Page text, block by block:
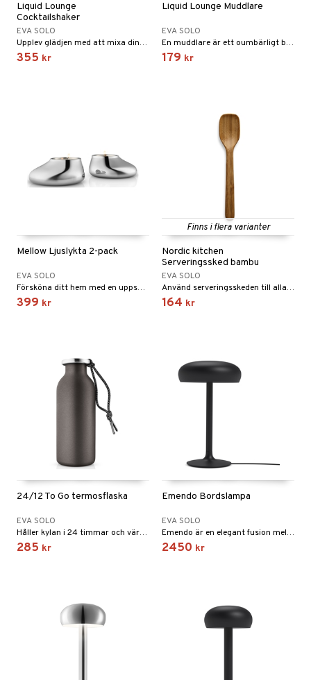
Liquid Lounge
Cocktailshaker
EVA SOLO
Upplev glädjen med att mixa dina egna cocktails med den eleganta cocktailshakern. Den här shakern, med sin eleganta och stilrena form, är ett måste för både klassiska och nykomponerade drinkar.
355 kr
Liquid Lounge Muddlare
EVA SOLO
En muddlare är ett oumbärligt bartenderredskap som är designat för att frigöra de djupa aromerna och smakerna från frukter, örter och kryddor i dina cocktails.
179 kr
Mellow Ljuslykta 2-pack
EVA SOLO
Försköna ditt hem med en uppsättning charmiga Mellow ljuslyktor. Med sin skulpturala och lekfulla form tillför ljuslyktorna ett charmigt och personligt inslag i din inredning eller dukning.
399 kr
Finns i flera varianter
Nordic kitchen
Serveringssked bambu
EVA SOLO
Använd serveringsskeden till alla steg i din matlagning, från omrörning till servering.
164 kr
24/12 To Go termosflaska
EVA SOLO
Håller kylan i 24 timmar och värmen i 12 timmar.
285 kr
Emendo Bordslampa
EVA SOLO
Emendo är en elegant fusion mellan design och funktionalitet. Ett modernt, minimalistiskt uttryck skänker ögat ro och den inbyggda trådlösa laddaren skänker själen ro efter laddningen är nära till hands.
2450 kr